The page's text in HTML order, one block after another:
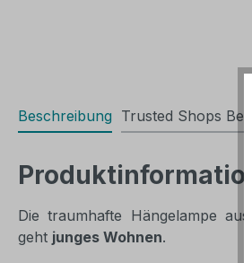
Beschreibung Trusted Shops
Die traumhafte Hängelampe
geht junges Wohnen.